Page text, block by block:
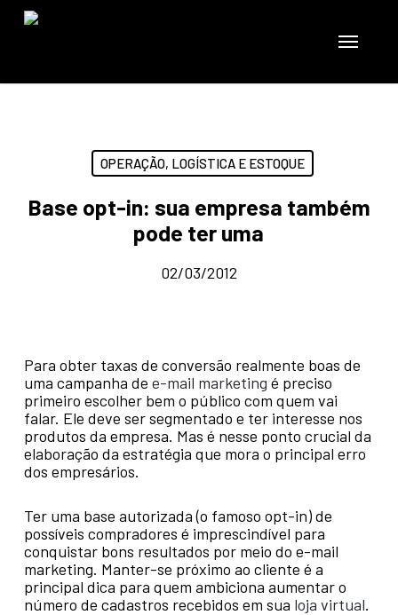
Skip
Menu
OPERAÇÃO, LOGÍSTICA E ESTOQUE
Base opt-in: sua empresa também
pode ter uma
02/03/2012
Para obter taxas de conversão realmente boas de
uma campanha de e-mail marketing é preciso
primeiro escolher bem o público com quem vai
falar. Ele deve ser segmentado e ter interesse nos
produtos da empresa. Mas é nesse ponto crucial da
elaboração da estratégia que mora o principal erro
dos empresários.
Ter uma base autorizada (o famoso opt-in) de
possíveis compradores é imprescindível para
conquistar bons resultados por meio do e-mail
marketing. Manter-se próximo ao cliente é a
principal dica para quem ambiciona aumentar o
número de cadastros recebidos em sua loja virtual.